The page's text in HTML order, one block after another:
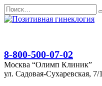
Перейти
к
Search
for:
8-800-500-07-02
Москва “Олимп Клиник”
ул. Садовая-Сухаревская, 7/1